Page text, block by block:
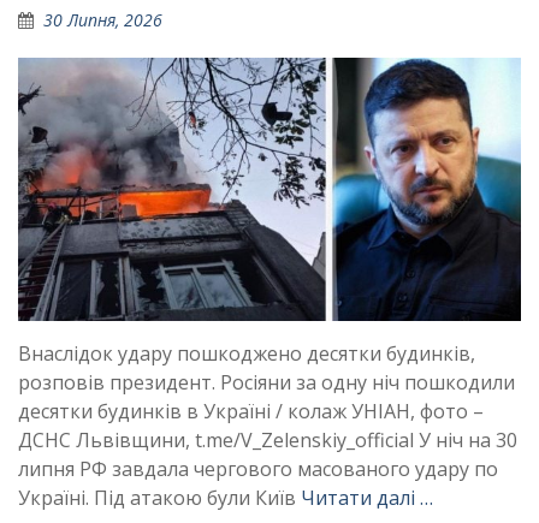
30 Липня, 2026
Внаслідок удару пошкоджено десятки будинків,
розповів президент. Росіяни за одну ніч пошкодили
десятки будинків в Україні / колаж УНІАН, фото –
ДСНС Львівщини, t.me/V_Zelenskiy_official У ніч на 30
липня РФ завдала чергового масованого удару по
Україні. Під атакою були Київ Читати далі …